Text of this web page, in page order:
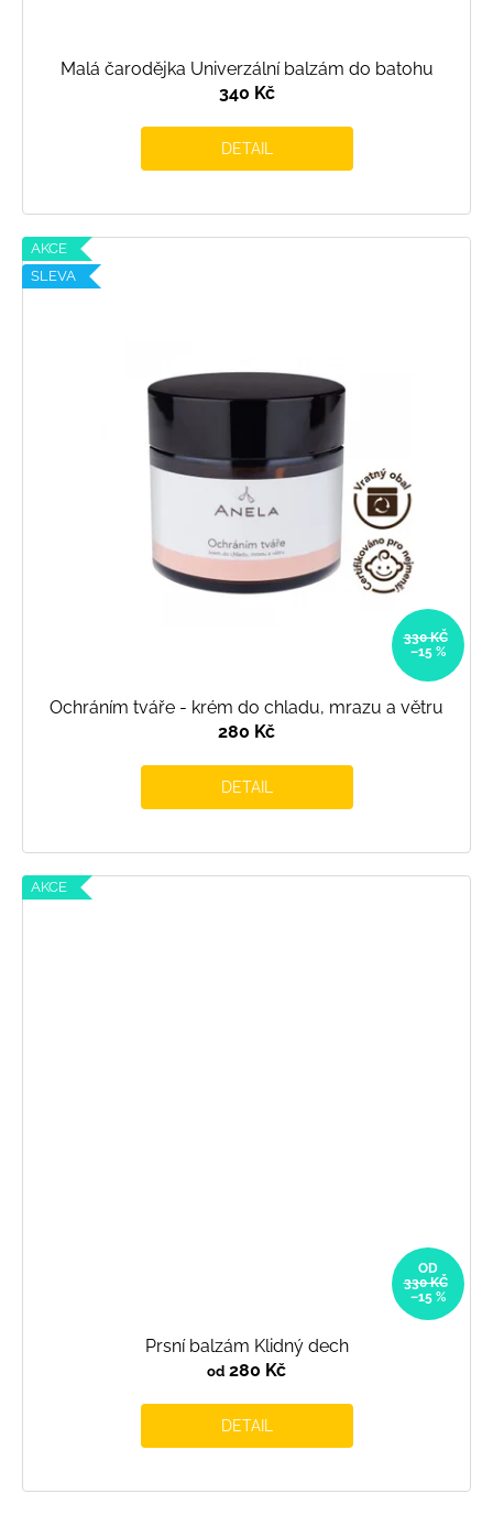
Malá čarodějka Univerzální balzám do batohu
340 Kč
DETAIL
AKCE
SLEVA
330 KČ
–15 %
Ochráním tváře - krém do chladu, mrazu a větru
280 Kč
DETAIL
AKCE
OD
330 KČ
–15 %
Prsní balzám Klidný dech
od 280 Kč
DETAIL